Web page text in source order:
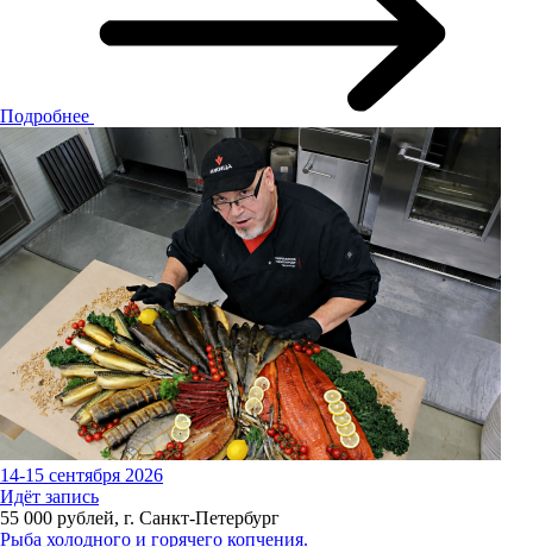
Подробнее
14-15 сентября 2026
Идёт запись
55 000 рублей, г. Санкт-Петербург
Рыба холодного и горячего копчения.